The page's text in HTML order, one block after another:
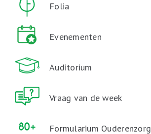
Folia
Evenementen
Auditorium
Vraag van de week
Formularium Ouderenzorg